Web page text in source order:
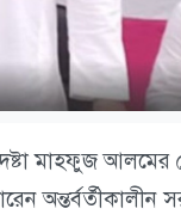
মাহফুজ
অন্তর্বর্তীকালীন